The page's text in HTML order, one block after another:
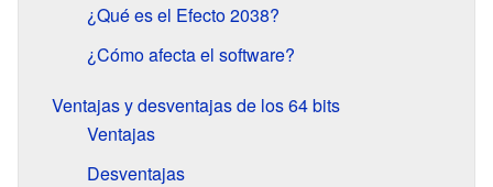
¿Qué es el Efecto 2038?
¿Cómo afecta el software?
Ventajas y desventajas de los 64 bits
Ventajas
Desventajas